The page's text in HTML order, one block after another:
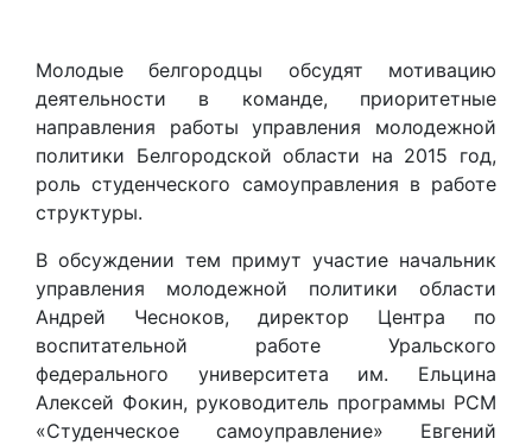
Молодые белгородцы обсудят мотивацию
деятельности в команде, приоритетные
направления работы управления молодежной
политики Белгородской области на 2015 год,
роль студенческого самоуправления в работе
структуры.
В обсуждении тем примут участие начальник
управления молодежной политики области
Андрей Чесноков, директор Центра по
воспитательной работе Уральского
федерального университета им. Ельцина
Алексей Фокин, руководитель программы РСМ
«Студенческое самоуправление» Евгений